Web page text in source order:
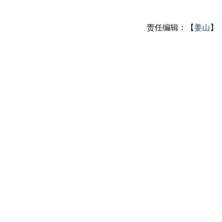
责任编辑：【姜山 】